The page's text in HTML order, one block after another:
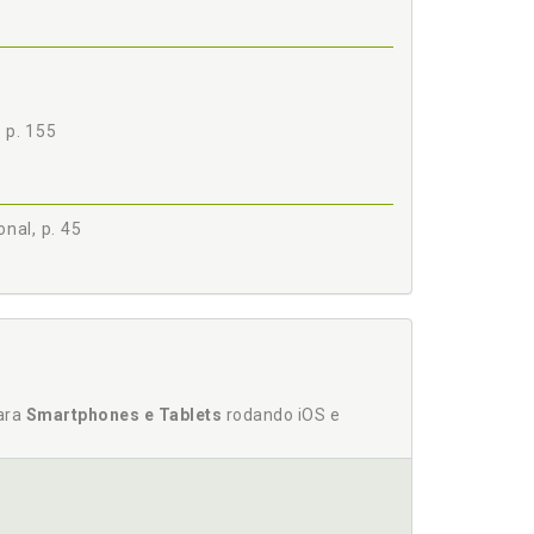
155
p. 45
p. 119
p. 121
Smartphones e Tablets rodando iOS e